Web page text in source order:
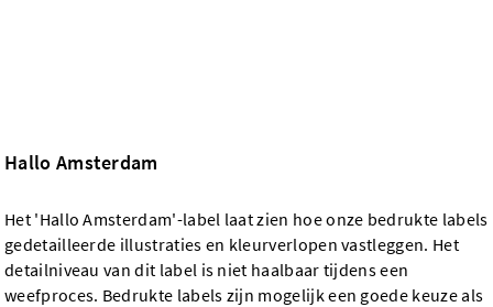
Hallo Amsterdam
Het 'Hallo Amsterdam'-label laat zien hoe onze bedrukte labels
gedetailleerde illustraties en kleurverlopen vastleggen. Het
detailniveau van dit label is niet haalbaar tijdens een
weefproces. Bedrukte labels zijn mogelijk een goede keuze als